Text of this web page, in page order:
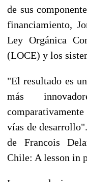
de sus
financiamiento,
Ley Orgánica
(LOCE) y los
"El resultado es
más
vías de
de Francois
Chile: A lesson in